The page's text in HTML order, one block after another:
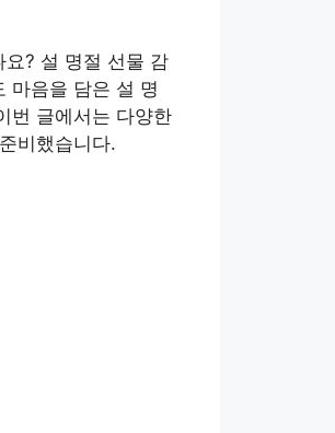
? 설 명절 선물 감
마음을 담은 설 명
번 글에서는 다양한
비했습니다.